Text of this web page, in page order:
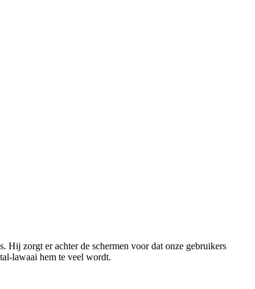
Hij zorgt er achter de schermen voor dat onze gebruikers
lawaai hem te veel wordt.